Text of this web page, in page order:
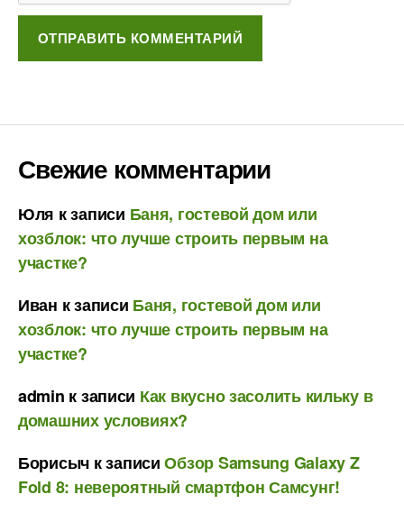
Свежие комментарии
Юля к записи Баня, гостевой дом или
хозблок: что лучше строить первым на
участке?
Иван к записи Баня, гостевой дом или
хозблок: что лучше строить первым на
участке?
admin к записи Как вкусно засолить кильку в
домашних условиях?
Борисыч к записиОбзор Samsung Galaxy Z
Fold 8: невероятный смартфон Самсунг!